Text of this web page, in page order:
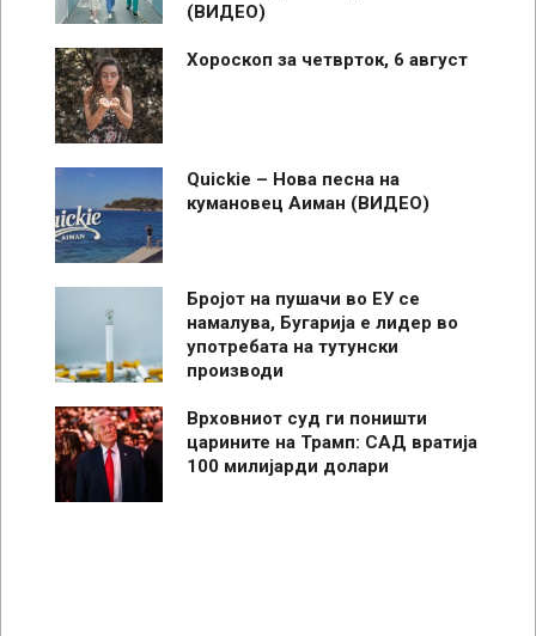
(ВИДЕО)
Хороскоп за четврток, 6 август
Quickie – Нова песна на
кумановец Аиман (ВИДЕО)
Бројот на пушачи во ЕУ се
намалува, Бугарија е лидер во
употребата на тутунски
производи
Врховниот суд ги поништи
царините на Трамп: САД вратија
100 милијарди долари